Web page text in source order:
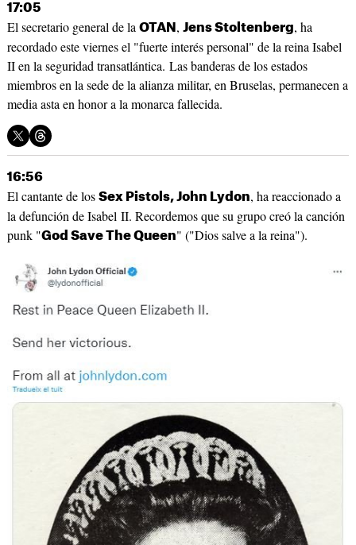
17:05
El secretario general de la OTAN , Jens Stoltenberg, ha
recordado este viernes el "fuerte interés personal" de la reina Isabel
II en la seguridad transatlántica. Las banderas de los estados
miembros en la sede de la alianza militar, en Bruselas, permanecen a
media asta en honor a la monarca fallecida.
16:56
El cantante de los Sex Pistols,John Lydon, ha reaccionado a
la defunción de Isabel II. Recordemos que su grupo creó la canción
punk "God Save The Queen" ("Dios salve a la reina").